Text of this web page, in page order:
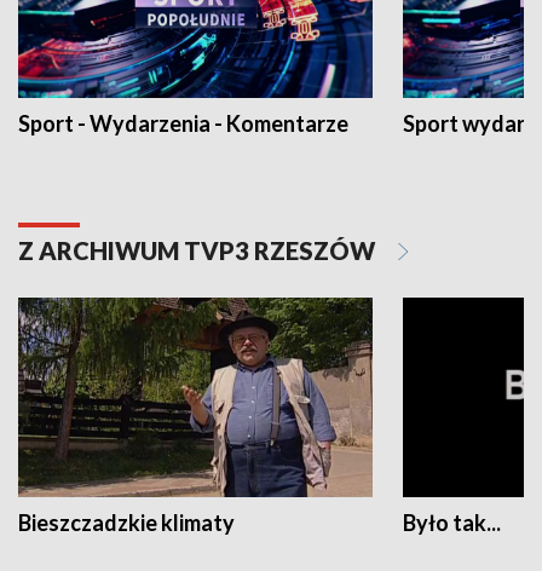
Sport - Wydarzenia - Komentarze Sport
Z ARCHIWUM TVP3 RZESZÓW
Bieszczadzkie klimaty Było tak...